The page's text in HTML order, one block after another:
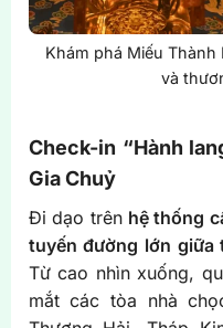
Khám phá Miếu
và
Check-in “Hành
Gia Chuỷ
Đi dạo trên hệ thống
tuyến đường lớn giữa
Từ cao nhìn xuống,
mắt các tòa nhà